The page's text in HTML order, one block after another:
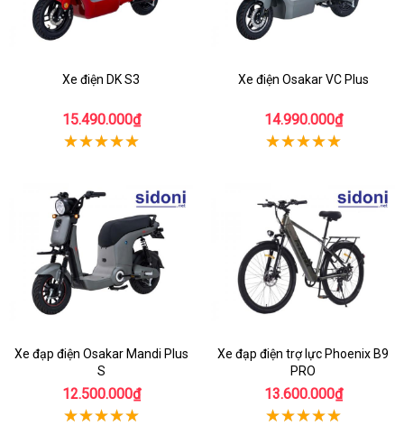
Xe điện DK S3
15.490.000₫
Xe điện Osakar VC Plus
14.990.000₫
Xe đạp điện Osakar Mandi Plus
S
12.500.000₫
Xe đạp điện trợ lực Phoenix B9
PRO
13.600.000₫